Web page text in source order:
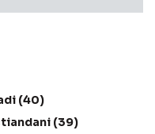
(40)
(39)